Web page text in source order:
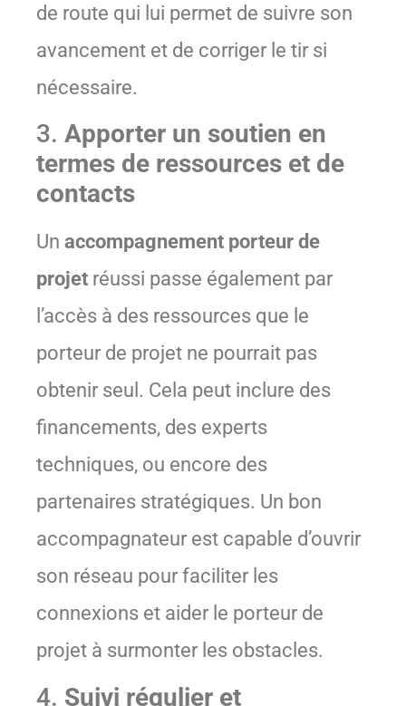
de route qui lui permet de suivre son
avancement et de corriger le tir si
nécessaire.
3. Apporter un soutien en
termes de ressources et de
contacts
Un accompagnement porteur de
projet réussi passe également par
l’accès à des ressources que le
porteur de projet ne pourrait pas
obtenir seul. Cela peut inclure des
financements, des experts
techniques, ou encore des
partenaires stratégiques. Un bon
accompagnateur est capable d’ouvrir
son réseau pour faciliter les
connexions et aider le porteur de
projet à surmonter les obstacles.
4. Suivi régulier et